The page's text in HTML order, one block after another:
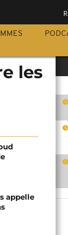
les
appelle